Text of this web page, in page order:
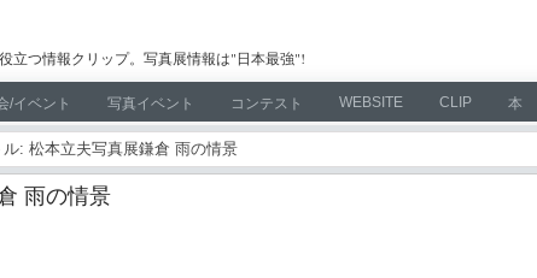
立つ情報クリップ。写真展情報は"日本最強"!
/イベント 写真イベント コンテスト WEBSITE CLIP 本
: 松本立夫写真展鎌倉 雨の情景
雨の情景